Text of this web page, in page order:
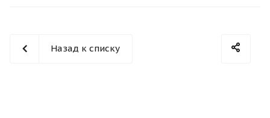
Назад к списку